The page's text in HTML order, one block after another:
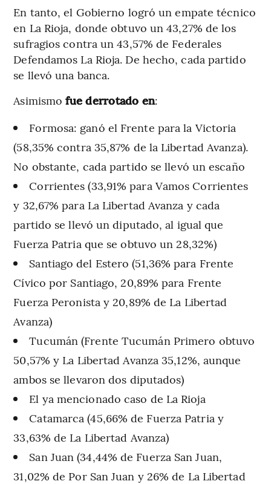
En tanto, el Gobierno logró un empate técnico
en La Rioja, donde obtuvo un 43,27% de los
sufragios contra un 43,57% de Federales
Defendamos La Rioja. De hecho, cada partido
se llevó una banca.
Asimismo fue derrotado en:
Formosa: ganó el Frente para la Victoria
(58,35% contra 35,87% de la Libertad Avanza).
No obstante, cada partido se llevó un escaño
Corrientes (33,91% para Vamos Corrientes
y 32,67% para La Libertad Avanza y cada
partido se llevó un diputado, al igual que
Fuerza Patria que se obtuvo un 28,32%)
Santiago del Estero (51,36% para Frente
Cívico por Santiago, 20,89% para Frente
Fuerza Peronista y 20,89% de La Libertad
Avanza)
Tucumán (Frente Tucumán Primero obtuvo
50,57% y La Libertad Avanza 35,12%, aunque
ambos se llevaron dos diputados)
El ya mencionado caso de La Rioja
Catamarca (45,66% de Fuerza Patria y
33,63% de La Libertad Avanza)
San Juan (34,44% de Fuerza San Juan,
31,02% de Por San Juan y 26% de La Libertad